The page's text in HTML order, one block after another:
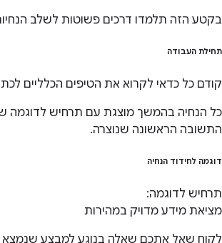
בקטע הזה תלמדו דרכים פשוטות לשלב
תחילת העבודה
קודם כל כדאי לקרוא את הטיפים הכלליים
התשובה הראשונה שנוצרה.
דוגמה לחידוד הנחיה
תרחיש לדוגמה:
מציאת מידע מדויק במהירות
לקוח שאל אתכם שאלה בנוגע למבצע שנמצא